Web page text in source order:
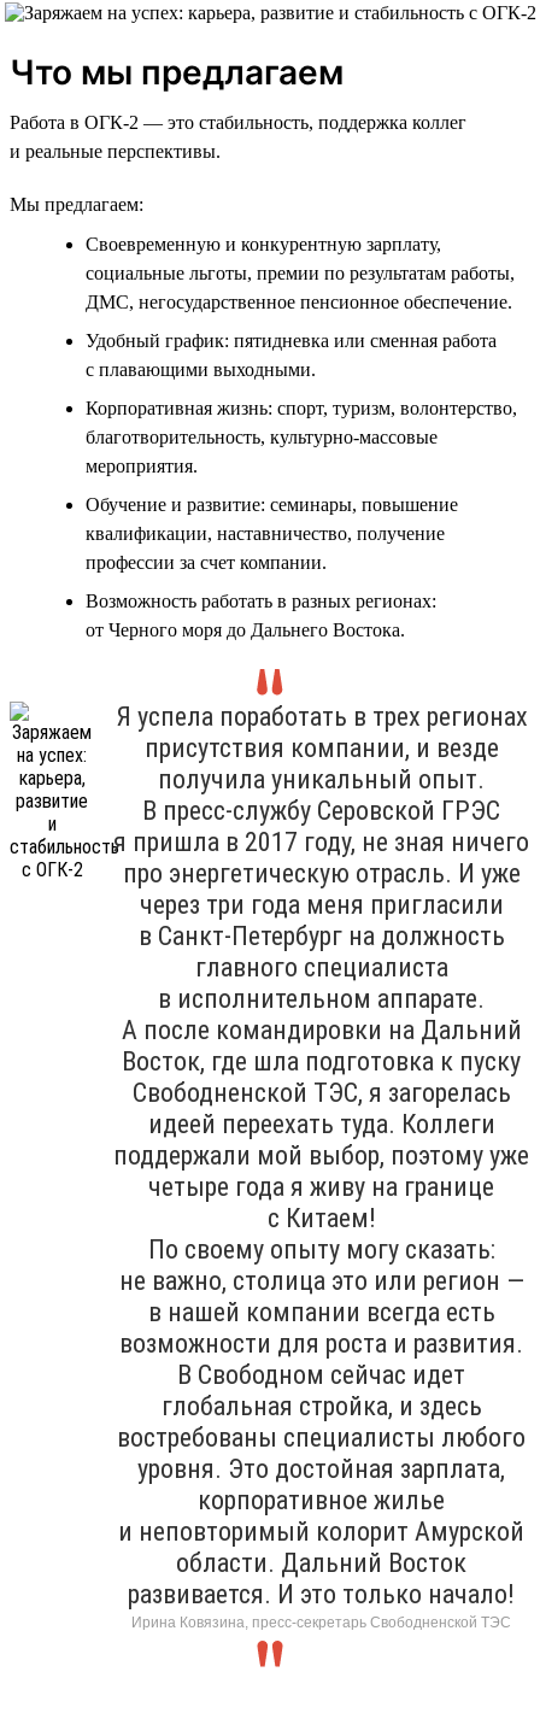
Что мы предлагаем
Работа в ОГК-2 — это стабильность, поддержка коллег
и реальные перспективы.
Мы предлагаем:
Своевременную и конкурентную зарплату,
социальные льготы, премии по результатам работы,
ДМС, негосударственное пенсионное обеспечение.
Удобный график: пятидневка или сменная работа
с плавающими выходными.
Корпоративная жизнь: спорт, туризм, волонтерство,
благотворительность, культурно-массовые
мероприятия.
Обучение и развитие: семинары, повышение
квалификации, наставничество, получение
профессии за счет компании.
Возможность работать в разных регионах:
от Черного моря до Дальнего Востока.
Я успела поработать в трех регионах
присутствия компании, и везде
получила уникальный опыт.
В пресс-службу Серовской ГРЭС
я пришла в 2017 году, не зная ничего
про энергетическую отрасль. И уже
через три года меня пригласили
в Санкт-Петербург на должность
главного специалиста
в исполнительном аппарате.
А после командировки на Дальний
Восток, где шла подготовка к пуску
Свободненской ТЭС, я загорелась
идеей переехать туда. Коллеги
поддержали мой выбор, поэтому уже
четыре года я живу на границе
с Китаем!
По своему опыту могу сказать:
не важно, столица это или регион —
в нашей компании всегда есть
возможности для роста и развития.
В Свободном сейчас идет
глобальная стройка, и здесь
востребованы специалисты любого
уровня. Это достойная зарплата,
корпоративное жилье
и неповторимый колорит Амурской
области. Дальний Восток
развивается. И это только начало!
Ирина Ковязина, пресс-секретарь Свободненской ТЭС